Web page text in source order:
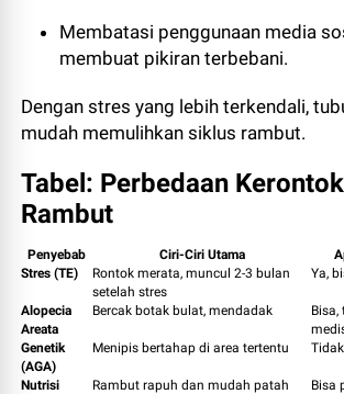
Membatasi penggunaan media
membuat pikiran terbebani.
Dengan stres yang lebih terkendali,
mudah memulihkan siklus rambut.
Tabel: Perbedaan
Rambut
Penyebab Ciri-Ciri Utama
Stres (TE)
Rontok merata, muncul 2-3 bulan
setelah stres
Ya,
Alopecia
Areata
Bercak botak bulat, mendadak
Genetik
(AGA)
Menipis bertahap di area tertentu
Nutrisi
Rambut rapuh dan mudah patah
Bisa